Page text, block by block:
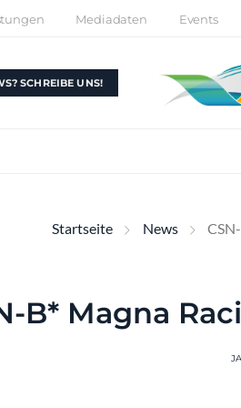
Mediadaten Events
SCHREIBE UNS!
Startseite News
B* Magna